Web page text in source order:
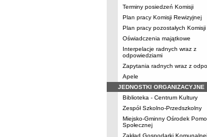
Terminy posiedzeń Komisji
Plan pracy Komisji Rewizyjnej
Plan pracy pozostałych Komisji
Oświadczenia majątkowe
Interpelacje radnych wraz z
odpowiedziami
Zapytania radnych wraz z
Apele
JEDNOSTKI ORGANIZACYJNE
Biblioteka - Centrum Kultury
Zespół Szkolno-Przedszkolny
Miejsko-Gminny Ośrodek
Społecznej
Zakład Gospodarki Komunalnej